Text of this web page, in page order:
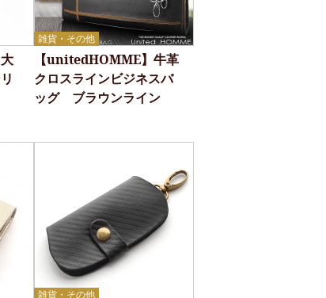
雑貨・その他
【unitedHOMME】牛革
クロスラインビジネスバ
ッグ ブラウンライン
雑貨・その他